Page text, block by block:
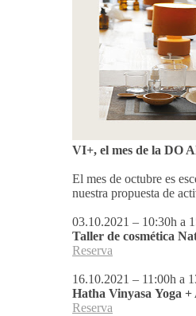
VI+, el mes de la DO
El mes de octubre es
nuestra propuesta de
03.10.2021 – 10:30h a
Taller de cosmética
Reserva
16.10.2021 – 11:00h a
Hatha Vinyasa Yoga
Reserva